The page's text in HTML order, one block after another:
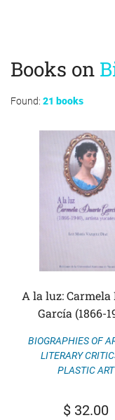
Found: 21 books
Books on
A la luz: Carmela
García (1866-
BIOGRAPHIES OF
LITERARY
PLASTIC ART
$32.00